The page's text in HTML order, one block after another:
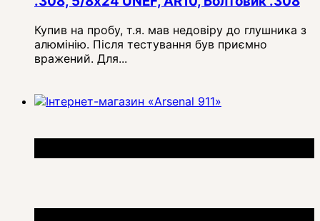
Купив на пробу, т.я. мав недовіру до глушника з
алюмінію. Після тестування був приємно
вражений. Для...